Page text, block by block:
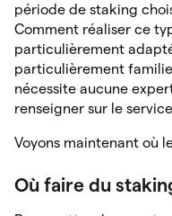
période de staking
Comment réaliser ce
particulièrement
particulièrement
nécessite aucune
renseigner sur le
Voyons maintenant où
Où faire du